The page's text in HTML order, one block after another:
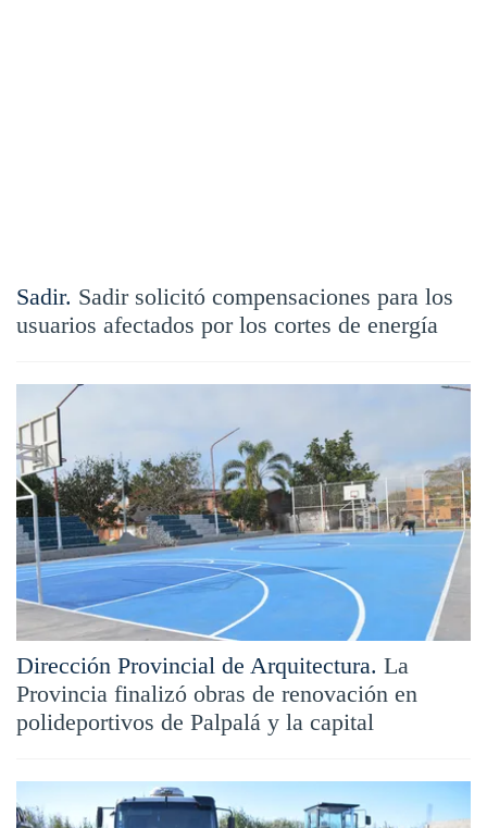
Sadir. Sadir solicitó compensaciones para los
usuarios afectados por los cortes de energía
Dirección Provincial de Arquitectura. La
Provincia finalizó obras de renovación en
polideportivos de Palpalá y la capital